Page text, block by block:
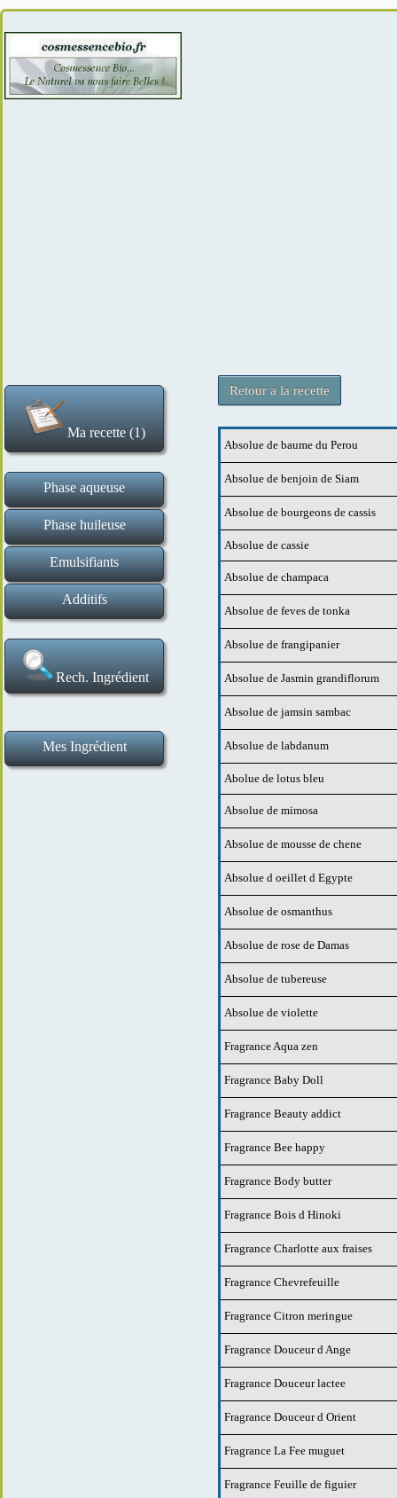
Ma recette (1)
Phase aqueuse
Ingrédients de base
Hydrolats et eaux florales
Actifs liquides
Actifs en poudre
Gommes et gélifiants
Tensio actifs liquides
Tensio actifs solides
Phase huileuse
Huiles végétales
Macérats huileux
Esters huileux et assimilés
Beurres végétaux
Cires et épaississants
Actifs
Emulsifiants
Emulsifiants H E et E H
Additifs
Rech. Ingrédient
Mes Ingrédient
Retour a la recette
Absolue de baume du Perou
Absolue de benjoin de Siam
Absolue de bourgeons de cassis
Absolue de cassie
Absolue de champaca
Absolue de feves de tonka
Absolue de frangipanier
Absolue de Jasmin grandiflorum
Absolue de jamsin sambac
Absolue de labdanum
Abolue de lotus bleu
Absolue de mimosa
Absolue de mousse de chene
Absolue d oeillet d Egypte
Absolue de osmanthus
Absolue de rose de Damas
Absolue de tubereuse
Absolue de violette
Fragrance Aqua zen
Fragrance Baby Doll
Fragrance Beauty addict
Fragrance Bee happy
Fragrance Body butter
Fragrance Bois d Hinoki
Fragrance Charlotte aux fraises
Fragrance Chevrefeuille
Fragrance Citron meringue
Fragrance Douceur d Ange
Fragrance Douceur lactee
Fragrance Douceur d Orient
Fragrance La Fee muguet
Fragrance Feuille de figuier